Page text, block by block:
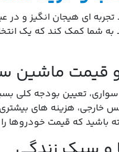
و خرید
ای هیجان انگیز و در
شما کمک کند که یک
تعیین بودجه کلی
هزینه های بیشتری
باشید که قیمت خودروها